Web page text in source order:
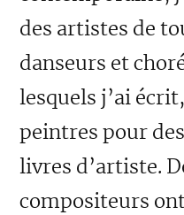
des artistes de
danseurs et
lesquels j’ai
peintres pour
livres d’artiste.
compositeurs